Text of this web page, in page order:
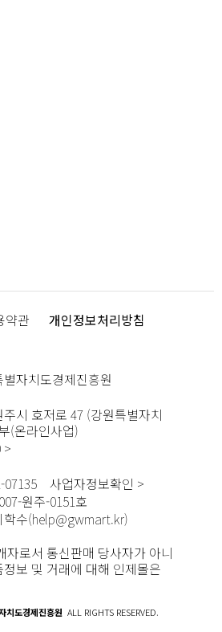
약관
개인정보처리방침
자치도경제진흥원
시 호저로 47 (강원특별자치
(온라인사업)
07135
사업자정보확인
원주-0151호
학수(help@gwmart.kr)
로서 통신판매 당사자가 아니
보 및 거래에 대해 인제몰은
치도경제진흥원 ALL RIGHTS RESERVED.